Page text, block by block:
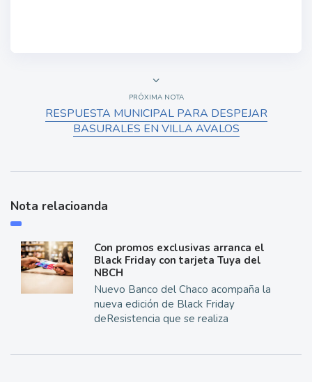
PRÓXIMA NOTA
RESPUESTA MUNICIPAL PARA DESPEJAR
BASURALES EN VILLA AVALOS
Nota relacioanda
Con promos exclusivas arranca el
Black Friday con tarjeta Tuya del
NBCH
Nuevo Banco del Chaco acompaña la
nueva edición de Black Friday
deResistencia que se realiza